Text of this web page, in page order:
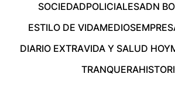
SOCIEDADPOLICIALESADN
ESTILO DE VIDAMEDIOS
DIARIO EXTRAVIDA Y SALUD HOY
TRANQUERA